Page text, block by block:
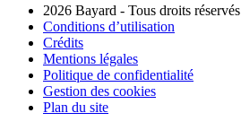
2026 Bayard - Tous droits réservés
Conditions d’utilisation
Crédits
Mentions légales
Politique de confidentialité
Gestion des cookies
Plan du site